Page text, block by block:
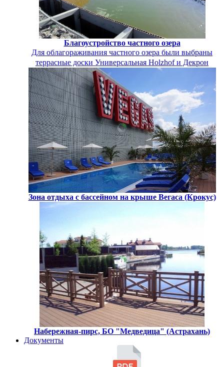
Благоустройство частного озера
Для облагораживания частного озера были выбраны
террасные доски Универсальная Holzhof и Декрон
Зона отдыха с бассейном на крыше Вегаса (Крокус)
Набережная-пирс, БО "Медведица" (Астрахань)
Документы